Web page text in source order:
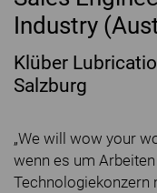
Industry
Klüber
Salzburg
„We will wow your
wenn es um
Technologiekonzern